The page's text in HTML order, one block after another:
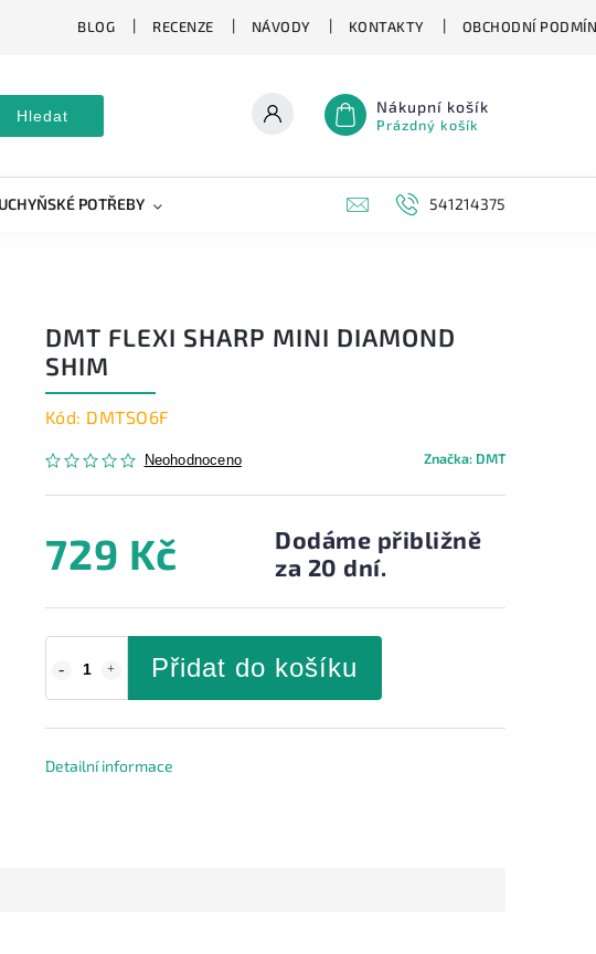
BLOG RECENZE NÁVODY KONTAKTY OBCHODNÍ
Hledat Nákupní košík
Prázdný košík
POTŘEBY NOVINKY ZNAČKY
541214375
DMT FLEXI SHARP MINI DIAMOND
SHIM
Kód: DMTSO6F
Neohodnoceno Značka: DMT
729 Kč
Dodáme přibližně
za 20 dní.
Přidat do košíku
Detailní informace